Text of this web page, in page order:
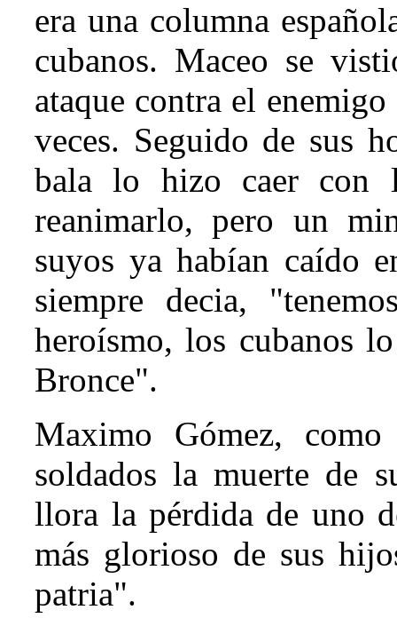
era una columna
cubanos. Maceo se
ataque contra el
veces. Seguido de sus
bala lo hizo caer con
reanimarlo, pero un
suyos ya habían caído
siempre decia,
heroísmo, los cubanos
Bronce".
Maximo Gómez,
soldados la muerte de
llora la pérdida de uno
más glorioso de sus
patria".